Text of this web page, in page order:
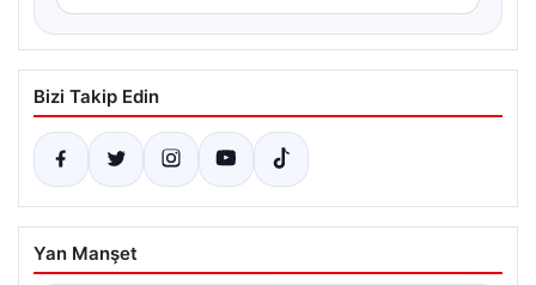
Bizi Takip Edin
Yan Manşet